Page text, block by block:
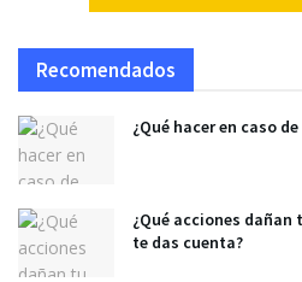
Recomendados
¿Qué hacer en caso
¿Qué acciones
te das cuenta?